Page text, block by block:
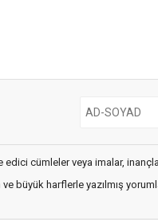
cümleler veya imalar,
büyük harflerle yazılmış